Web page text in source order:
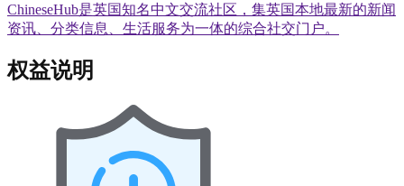
ChineseHub是英国知名中文交流社区，集英国本地最新的新闻
资讯、分类信息、生活服务为一体的综合社交门户。
权益说明